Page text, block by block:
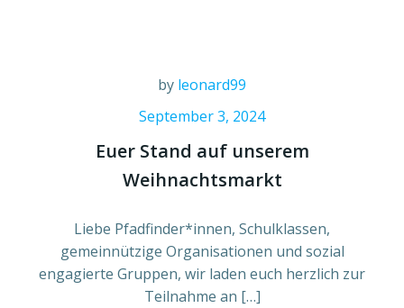
by leonard99
September 3, 2024
Euer Stand auf unserem
Weihnachtsmarkt
Liebe Pfadfinder*innen, Schulklassen,
gemeinnützige Organisationen und sozial
engagierte Gruppen, wir laden euch herzlich zur
Teilnahme an […]